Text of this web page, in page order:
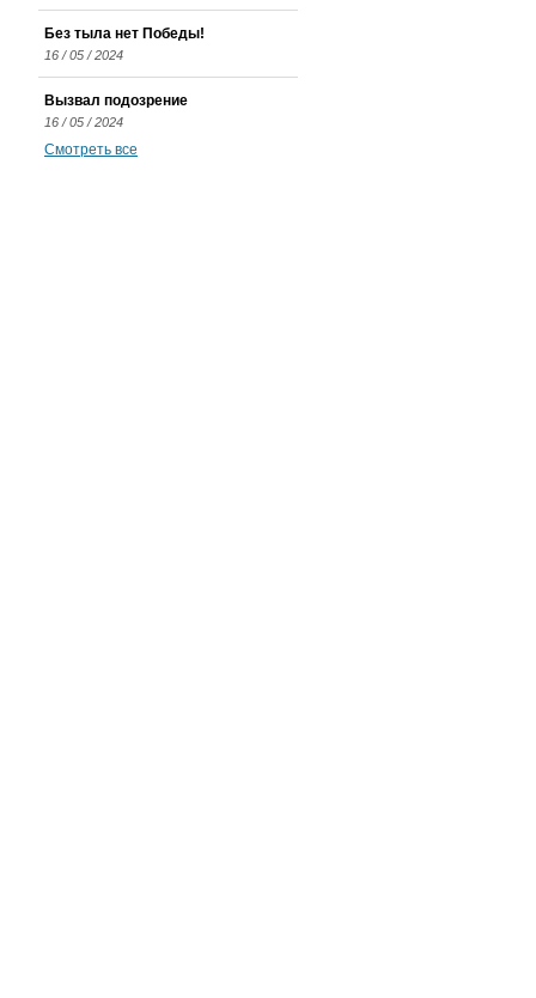
Без тыла нет Победы!
16 / 05 / 2024
Вызвал подозрение
16 / 05 / 2024
Смотреть все